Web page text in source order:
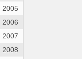
2005
2006
2007
2008